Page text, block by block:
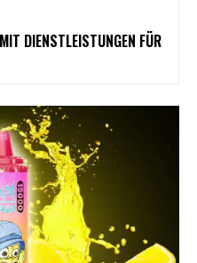
DIENSTLEISTUNGEN FÜR